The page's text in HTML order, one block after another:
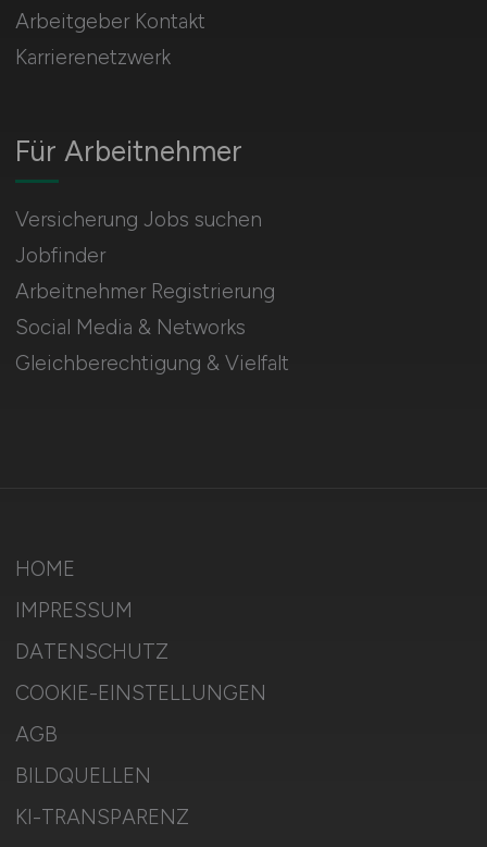
Für Arbeitnehmer
Versicherung Jobs suchen
Jobfinder
Arbeitnehmer Registrierung
Social Media & Networks
Gleichberechtigung & Vielfalt
Arbeitgeber Kontakt
Karrierenetzwerk
HOME
IMPRESSUM
DATENSCHUTZ
COOKIE-EINSTELLUNGEN
AGB
BILDQUELLEN
KI-TRANSPARENZ